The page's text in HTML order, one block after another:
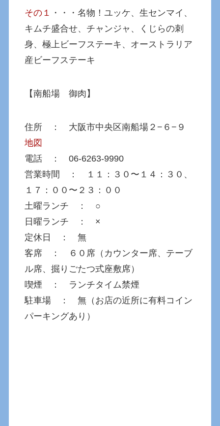
その１ ・・・名物！ユッケ、生センマイ、
キムチ盛合せ、チャンジャ、くじらの刺
身、極上ビーフステーキ、オーストラリア
産ビーフステーキ
【南船場 御肉】
住所 ： 大阪市中央区南船場２−６−９
地図
電話 ： 06-6263-9990
営業時間 ： １１：３０〜１４：３０、
１７：００〜２３：００
土曜ランチ ： ○
日曜ランチ ： ×
定休日 ： 無
客席 ： ６０席（カウンター席、テーブ
ル席、掘りごたつ式座敷席）
喫煙 ： ランチタイム禁煙
駐車場 ： 無（お店の近所に有料コイン
パーキングあり）